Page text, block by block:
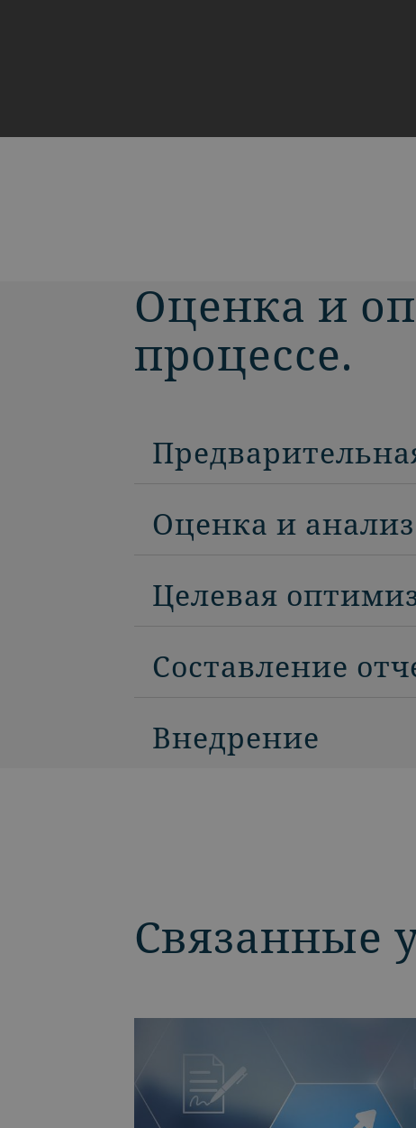
Оценка и
процессе.
Оценка и
Целевая
Составление
Внедрение
Связанные